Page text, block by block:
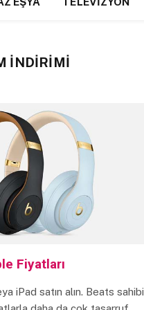
INDIRIMI
Fiyatları
iPad satın alın. Beats sahibi